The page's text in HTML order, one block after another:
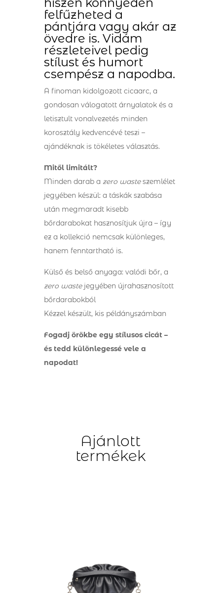
felfűzheted a
pántjára vagy akár az
övedre is. Vidám
részleteivel pedig
stílust és humort
csempész a napodba.
A finoman kidolgozott cicaarc, a
gondosan válogatott árnyalatok és a
letisztult vonalvezetés minden
korosztály kedvencévé teszi –
ajándéknak is tökéletes választás.
Mitől limitált?
Minden darab a zero wasteszemlélet
jegyében készül: a táskák szabása
után megmaradt kisebb
bőrdarabokat hasznosítjuk újra – így
ez a kollekció nemcsak különleges,
hanem fenntartható is.
Külső és belső anyaga: valódi bőr, a
zero wastejegyében újrahasznosított
bőrdarabokból
Kézzel készült, kis példányszámban
Fogadj örökbe egy stílusos cicát –
és tedd különlegessé vele a
napodat!
Ajánlott
termékek